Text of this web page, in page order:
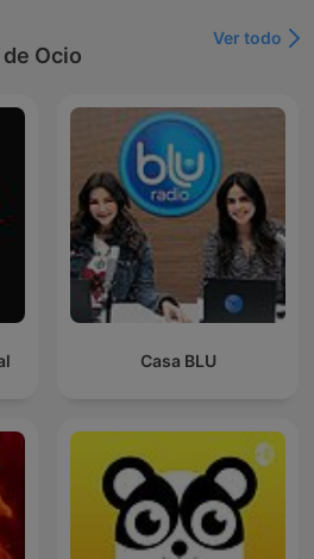
Ocio
Ver todo
Casa BLU